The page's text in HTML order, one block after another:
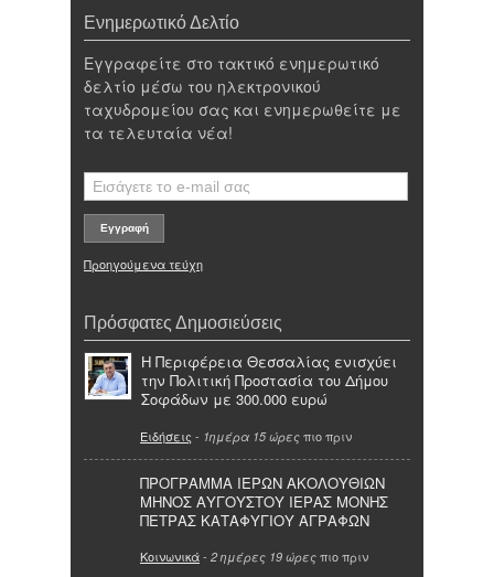
Ενημερωτικό Δελτίο
Εγγραφείτε στο τακτικό ενημερωτικό
δελτίο μέσω του ηλεκτρονικού
ταχυδρομείου σας και ενημερωθείτε με
τα τελευταία νέα!
Προηγούμενα τεύχη
Πρόσφατες Δημοσιεύσεις
Η Περιφέρεια Θεσσαλίας ενισχύει
την Πολιτική Προστασία του Δήμου
Σοφάδων με 300.000 ευρώ
Ειδήσεις - 1ημέρα 15 ώρες πιο πριν
ΠΡΟΓΡΑΜΜΑ ΙΕΡΩΝ ΑΚΟΛΟΥΘΙΩΝ
ΜΗΝΟΣ ΑΥΓΟΥΣΤΟΥ ΙΕΡΑΣ ΜΟΝΗΣ
ΠΕΤΡΑΣ ΚΑΤΑΦΥΓΙΟΥ ΑΓΡΑΦΩΝ
Κοινωνικά- 2 ημέρες 19 ώρες πιο πριν